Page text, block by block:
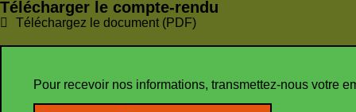
Télécharger le compte-rendu
Téléchargez le document (PDF)
Pour recevoir nos informations, transmettez-nous votre